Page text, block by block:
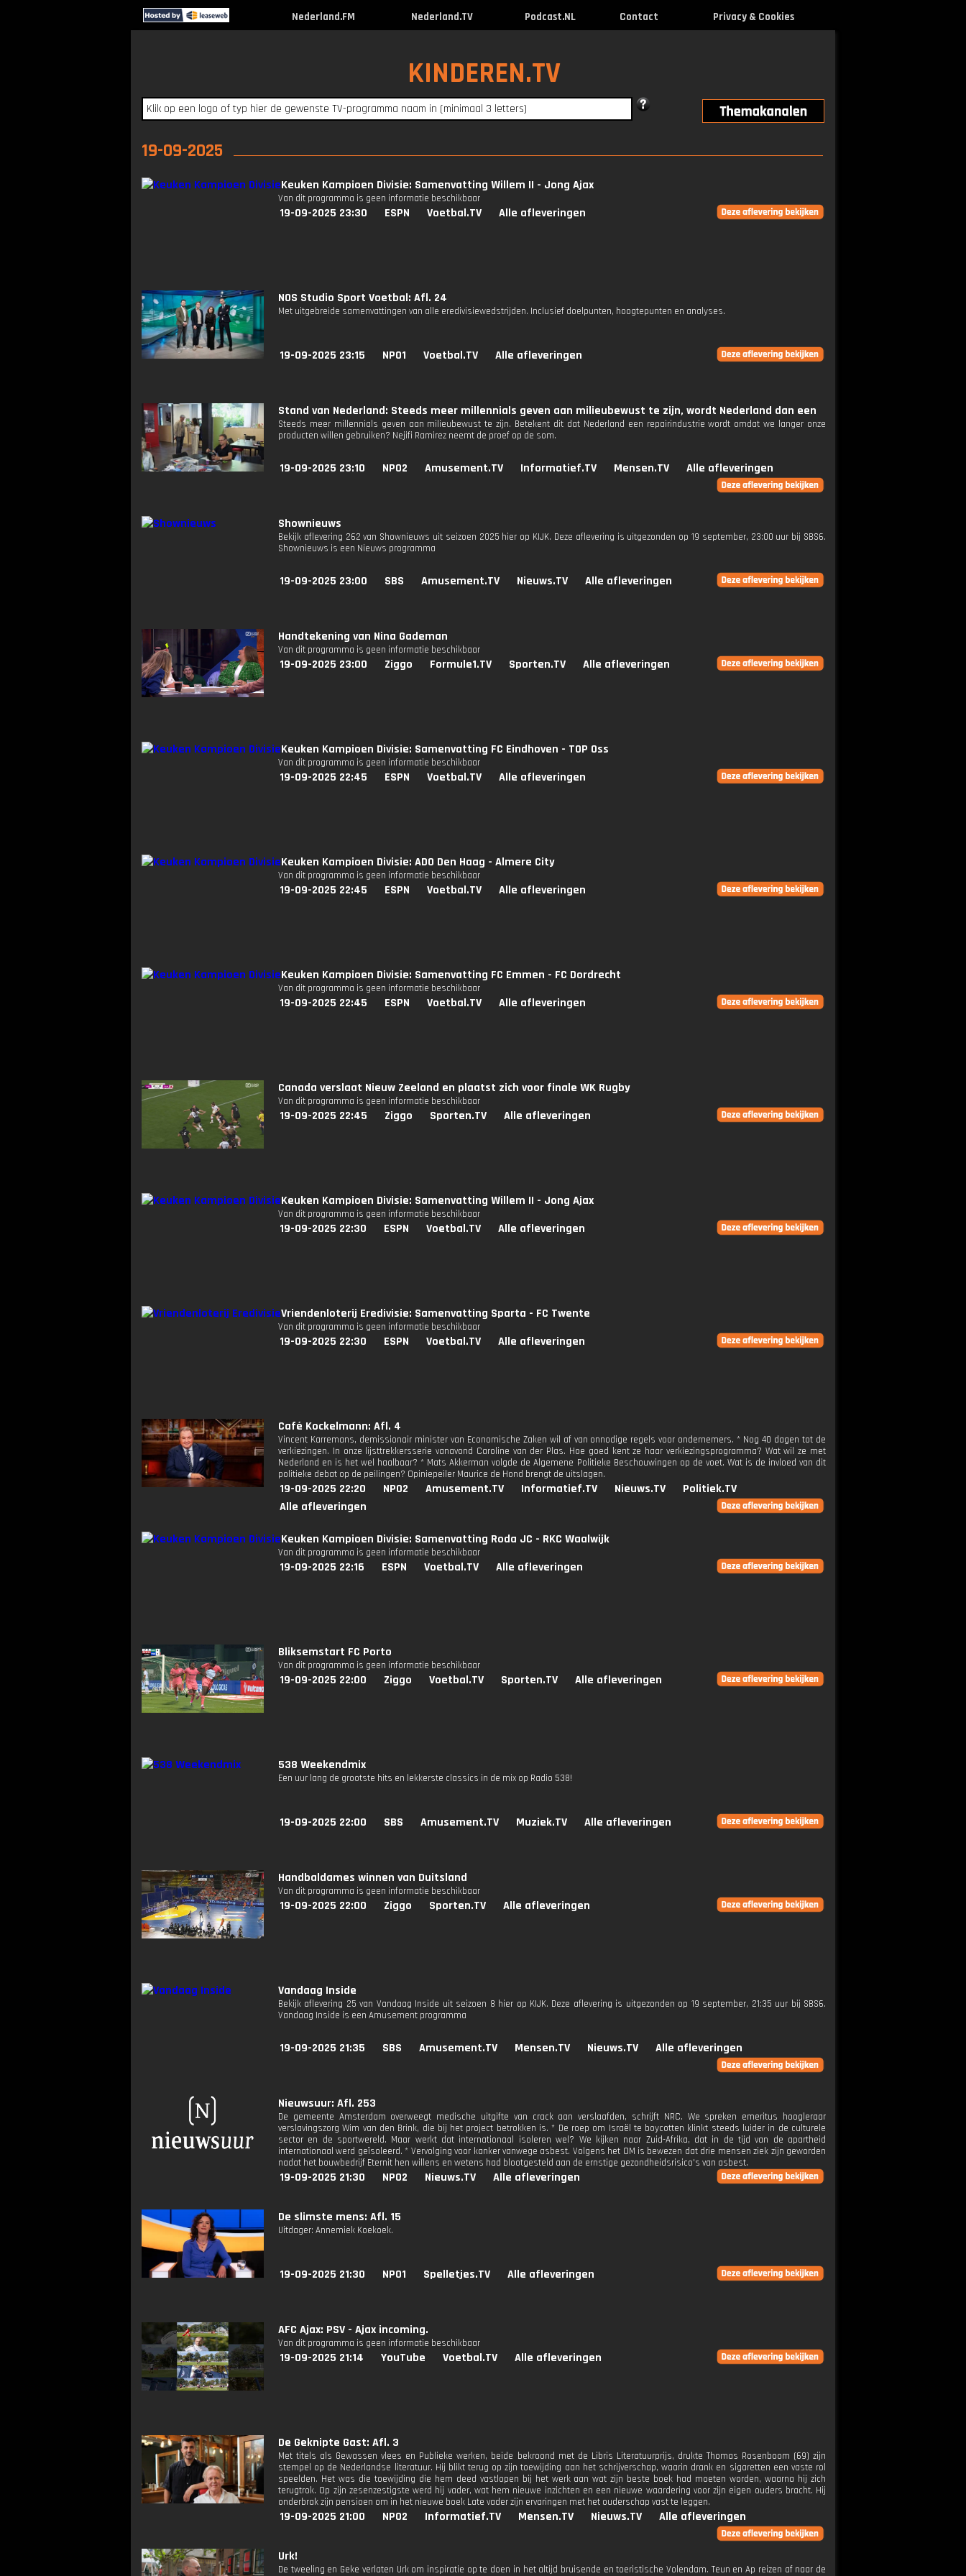
Nederland.FM Nederland.TV Podcast.NL Contact Privacy & Cookies
KINDEREN.TV
19-09-2025
Keuken Kampioen Divisie: Samenvatting Willem II - Jong Ajax
Van dit programma is geen informatie beschikbaar
19-09-2025 23:30 ESPN Voetbal.TV Alle afleveringen
NOS Studio Sport Voetbal: Afl. 24
Met uitgebreide samenvattingen van alle eredivisiewedstrijden. Inclusief doelpunten, hoogtepunten en analyses.
19-09-2025 23:15 NPO1 Voetbal.TV Alle afleveringen
Stand van Nederland: Steeds meer millennials geven aan milieubewust te zijn, wordt Nederland dan een
Steeds meer millennials geven aan milieubewust te zijn. Betekent dit dat Nederland een repairindustrie wordt omdat we langer onze
producten willen gebruiken? Nejifi Ramirez neemt de proef op de som.
19-09-2025 23:10 NPO2 Amusement.TV Informatief.TV Mensen.TV Alle afleveringen
Shownieuws
Bekijk aflevering 262 van Shownieuws uit seizoen 2025 hier op KIJK. Deze aflevering is uitgezonden op 19 september, 23:00 uur bij SBS6.
Shownieuws is een Nieuws programma
19-09-2025 23:00 SBS Amusement.TV Nieuws.TV Alle afleveringen
Handtekening van Nina Gademan
Van dit programma is geen informatie beschikbaar
19-09-2025 23:00 Ziggo Formule1.TV Sporten.TV Alle afleveringen
Keuken Kampioen Divisie: Samenvatting FC Eindhoven - TOP Oss
Van dit programma is geen informatie beschikbaar
19-09-2025 22:45 ESPN Voetbal.TV Alle afleveringen
Keuken Kampioen Divisie: ADO Den Haag - Almere City
Van dit programma is geen informatie beschikbaar
19-09-2025 22:45 ESPN Voetbal.TV Alle afleveringen
Keuken Kampioen Divisie: Samenvatting FC Emmen - FC Dordrecht
Van dit programma is geen informatie beschikbaar
19-09-2025 22:45 ESPN Voetbal.TV Alle afleveringen
Canada verslaat Nieuw Zeeland en plaatst zich voor finale WK Rugby
Van dit programma is geen informatie beschikbaar
19-09-2025 22:45 Ziggo Sporten.TV Alle afleveringen
Keuken Kampioen Divisie: Samenvatting Willem II - Jong Ajax
Van dit programma is geen informatie beschikbaar
19-09-2025 22:30 ESPN Voetbal.TV Alle afleveringen
Vriendenloterij Eredivisie: Samenvatting Sparta - FC Twente
Van dit programma is geen informatie beschikbaar
19-09-2025 22:30 ESPN Voetbal.TV Alle afleveringen
Café Kockelmann: Afl. 4
Vincent Karremans, demissionair minister van Economische Zaken wil af van onnodige regels voor ondernemers. * Nog 40 dagen tot de
verkiezingen. In onze lijsttrekkersserie vanavond Caroline van der Plas. Hoe goed kent ze haar verkiezingsprogramma? Wat wil ze met
Nederland en is het wel haalbaar? * Mats Akkerman volgde de Algemene Politieke Beschouwingen op de voet. Wat is de invloed van dit
politieke debat op de peilingen? Opiniepeiler Maurice de Hond brengt de uitslagen.
19-09-2025 22:20 NPO2 Amusement.TV Informatief.TV Nieuws.TV
Politiek.TV
Alle afleveringen
Keuken Kampioen Divisie: Samenvatting Roda JC - RKC Waalwijk
Van dit programma is geen informatie beschikbaar
19-09-2025 22:16 ESPN Voetbal.TV Alle afleveringen
Bliksemstart FC Porto
Van dit programma is geen informatie beschikbaar
19-09-2025 22:00 Ziggo Voetbal.TV Sporten.TV Alle afleveringen
538 Weekendmix
Een uur lang de grootste hits en lekkerste classics in de mix op Radio 538!
19-09-2025 22:00 SBS Amusement.TV Muziek.TV Alle afleveringen
Handbaldames winnen van Duitsland
Van dit programma is geen informatie beschikbaar
19-09-2025 22:00 Ziggo Sporten.TV Alle afleveringen
Vandaag Inside
Bekijk aflevering 25 van Vandaag Inside uit seizoen 8 hier op KIJK. Deze aflevering is uitgezonden op 19 september, 21:35 uur bij SBS6.
Vandaag Inside is een Amusement programma
19-09-2025 21:35 SBS Amusement.TV Mensen.TV Nieuws.TV Alle afleveringen
Nieuwsuur: Afl. 253
De gemeente Amsterdam overweegt medische uitgifte van crack aan verslaafden, schrijft NRC. We spreken emeritus hoogleraar
verslavingszorg Wim van den Brink, die bij het project betrokken is. * De roep om Israël te boycotten klinkt steeds luider in de culturele
sector en de sportwereld. Maar werkt dat internationaal isoleren wel? We kijken naar Zuid-Afrika, dat in de tijd van de apartheid
internationaal werd geïsoleerd. * Vervolging voor kanker vanwege asbest. Volgens het OM is bewezen dat drie mensen ziek zijn geworden
nadat het bouwbedrijf Eternit hen willens en wetens had blootgesteld aan de ernstige gezondheidsrisico's van asbest.
19-09-2025 21:30 NPO2 Nieuws.TV Alle afleveringen
De slimste mens: Afl. 15
Uitdager: Annemiek Koekoek.
19-09-2025 21:30 NPO1 Spelletjes.TV Alle afleveringen
AFC Ajax: PSV - Ajax incoming.
Van dit programma is geen informatie beschikbaar
19-09-2025 21:14 YouTube Voetbal.TV Alle afleveringen
De Geknipte Gast: Afl. 3
Met titels als Gewassen vlees en Publieke werken, beide bekroond met de Libris Literatuurprijs, drukte Thomas Rosenboom (69) zijn
stempel op de Nederlandse literatuur. Hij blikt terug op zijn toewijding aan het schrijverschap, waarin drank en sigaretten een vaste rol
speelden. Het was die toewijding die hem deed vastlopen bij het werk aan wat zijn beste boek had moeten worden, waarna hij zich
terugtrok. Op zijn zesenzestigste werd hij vader, wat hem nieuwe inzichten en een nieuwe waardering voor zijn eigen ouders bracht. Hij
onderbrak zijn pensioen om in het nieuwe boek Late vader zijn ervaringen met het ouderschap vast te leggen.
19-09-2025 21:00 NPO2 Informatief.TV Mensen.TV Nieuws.TV Alle afleveringen
Urk!
De tweeling en Geke verlaten Urk om inspiratie op te doen in het altijd bruisende en toeristische Volendam. Teun en Ap reizen af naar de